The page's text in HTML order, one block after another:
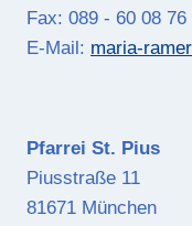
Fax: 089 - 60 08 76
E-Mail: maria-
Pfarrei St. Pius
Piusstraße 11
81671 München